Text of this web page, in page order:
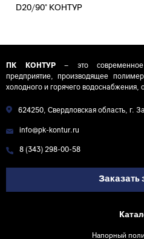
D20/90° КОНТУР
ПК КОНТУР– это современное
предприятие, производящее
холодного и горячего водоснабжения,
624250, Свердловская область, г.
info@pk-kontur.ru
8 (343) 298-00-58
Заказать
Напорный